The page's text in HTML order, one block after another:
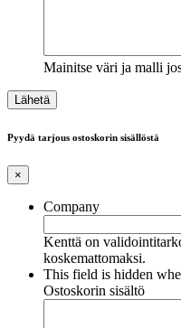
Mainitse väri ja malli
Pyydä tarjous ostoskorin sisällöstä
×
Company
Kenttä on
koskemattomaksi.
This field is hidden
Ostoskorin sisältö